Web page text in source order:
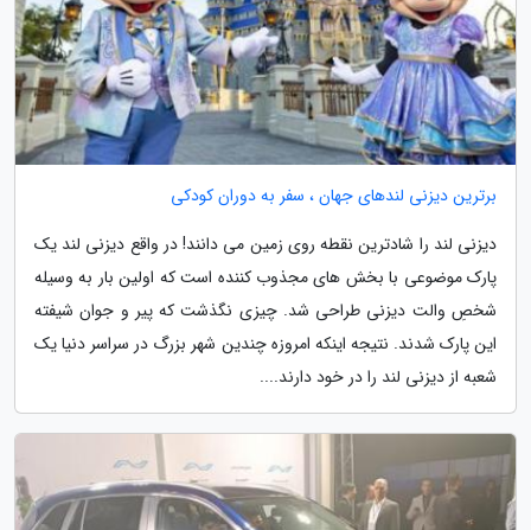
برترین دیزنی لندهای جهان ، سفر به دوران کودکی
دیزنی لند را شادترین نقطه روی زمین می دانند! در واقع دیزنی لند یک
پارک موضوعی با بخش های مجذوب کننده است که اولین بار به وسیله
شخصِ والت دیزنی طراحی شد. چیزی نگذشت که پیر و جوان شیفته
این پارک شدند. نتیجه اینکه امروزه چندین شهر بزرگ در سراسر دنیا یک
شعبه از دیزنی لند را در خود دارند....